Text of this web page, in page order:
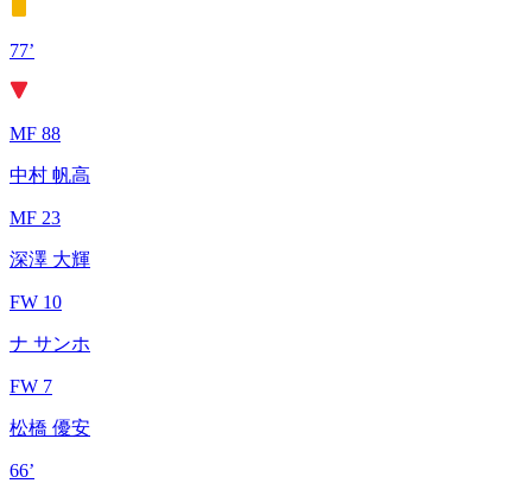
77’
MF 88
中村 帆高
MF 23
深澤 大輝
FW 10
ナ サンホ
FW 7
松橋 優安
66’